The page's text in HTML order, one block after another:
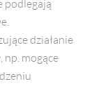
podlegają
działanie
mogące